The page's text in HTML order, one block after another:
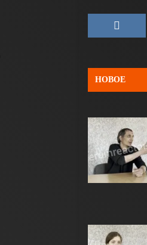
НОВОЕ